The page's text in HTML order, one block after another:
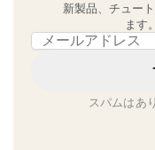
新製品、チュー
ます
Email address
スパムはあ